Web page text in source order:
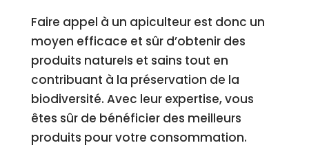
Faire appel à un apiculteur est donc un
moyen efficace et sûr d’obtenir des
produits naturels et sains tout en
contribuant à la préservation de la
biodiversité. Avec leur expertise, vous
êtes sûr de bénéficier des meilleurs
produits pour votre consommation.